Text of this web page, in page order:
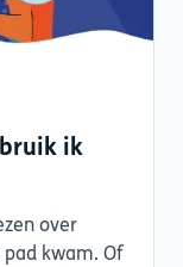
ik
over
kwam. Of